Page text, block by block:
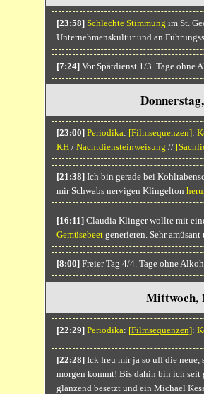
[23:58] Schlechte Stimmung im St.
Unternehmenskultur und an
[7:24]Vor Spätdienst 1/3. Tage ohne
[23:00] Periodika: [Filmsequenzen]:
KH/ Nachtdiensteinweisung // [
[21:38]Ich bin gerade bei
mir Schwabs nervigen Klingelton
[16:11]Claudia Klinger wollte mit
Gemüsebeetgenerieren. Sehr
[8:00]Freier Tag 4/4. Tage ohne
Mittwoch,
[22:29] Periodika: [Filmsequenzen]:
[22:28]Ick freu mir ja so uff die neue,
morgen kommt! Bis dahin bin ich seit
glänzend besetzt und ein Michael